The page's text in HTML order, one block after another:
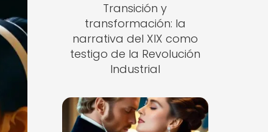
Transición y
transformación: la
narrativa del XIX como
testigo de la Revolución
Industrial